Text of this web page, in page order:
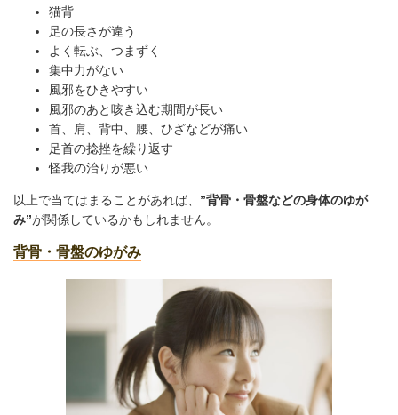
猫背
足の長さが違う
よく転ぶ、つまずく
集中力がない
風邪をひきやすい
風邪のあと咳き込む期間が長い
首、肩、背中、腰、ひざなどが痛い
足首の捻挫を繰り返す
怪我の治りが悪い
以上で当てはまることがあれば、 ”背骨・骨盤などの身体のゆが
み”が関係しているかもしれません。
背骨・骨盤のゆがみ